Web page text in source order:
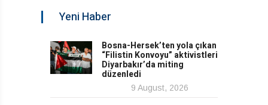
Yeni Haber
Bosna-Hersek’ten yola çıkan
“Filistin Konvoyu” aktivistleri
Diyarbakır’da miting
düzenledi
9 August, 2026